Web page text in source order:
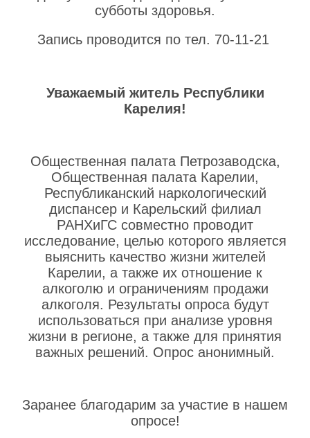
cубботы здоровья.
Запись проводится по тел. 70-11-21
Уважаемый житель Республики
Карелия!
Общественная палата Петрозаводска,
Общественная палата Карелии,
Республиканский наркологический
диспансер и Карельский филиал
РАНХиГС совместно проводит
исследование, целью которого является
выяснить качество жизни жителей
Карелии, а также их отношение к
алкоголю и ограничениям продажи
алкоголя. Результаты опроса будут
использоваться при анализе уровня
жизни в регионе, а также для принятия
важных решений. Опрос анонимный.
Заранее благодарим за участие в нашем
опросе!